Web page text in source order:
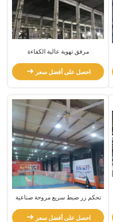
مرفق تهوية عالية الكفاءة
احصل على أفضل سعر
تحكم زر ضبط سريع مروحة صناعية
الرياضية
احصل على أفضل سعر